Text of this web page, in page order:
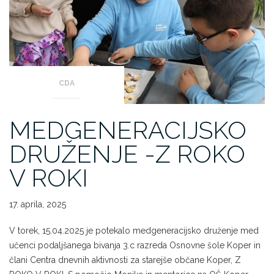
CDA
MEDGENERACIJSKO
DRUŽENJE -Z ROKO
V ROKI
17. aprila, 2025
V torek, 15.04.2025 je potekalo medgeneracijsko druženje med
učenci podaljšanega bivanja 3.c razreda Osnovne šole Koper in
člani Centra dnevnih aktivnosti za starejše občane Koper, Z